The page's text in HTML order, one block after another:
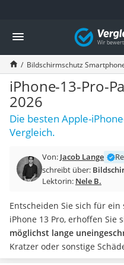
Die beliebtesten Vergleiche
Elektronik
Powerstation
Monitor 32 Zoll 4K
Fernseher
Drucker
Desktop-PC
Monitor
Diascanner
Laser-Multifunktionsdrucker
Powerline-Adapter
Powerstation mit Solarpanel
Soundbar
17-Zoll-Laptop
Satellitenschüssel
Gaming-Headset
Schnurloses Telefon
Vergleich
Bildschirmschutz
iPhone-13-Pro-
2026
Die besten Apple-
Vergleich.
Von: Jacob Lange
schreibt über:
Lektorin: Nele B.
Entscheiden Sie sich für
iPhone 13 Pro, erhoffen Sie
möglichst lange
Kratzer oder sonstige
Smartphone bestmöglich